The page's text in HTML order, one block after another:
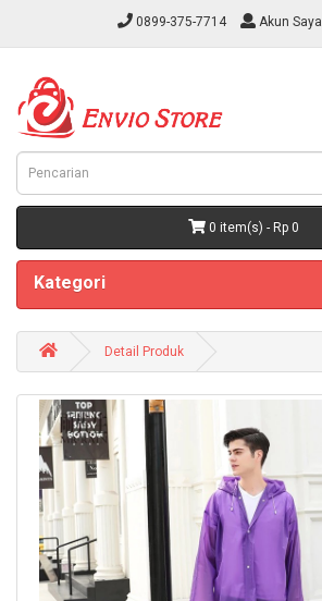
0899-375-7714 Akun Saya
0 item(s) - Rp 0
Kategori
Detail Produk